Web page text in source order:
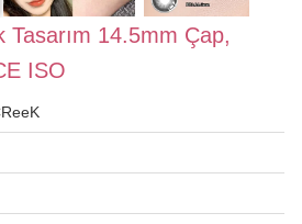
Tasarım 14.5mm Çap,
ISO